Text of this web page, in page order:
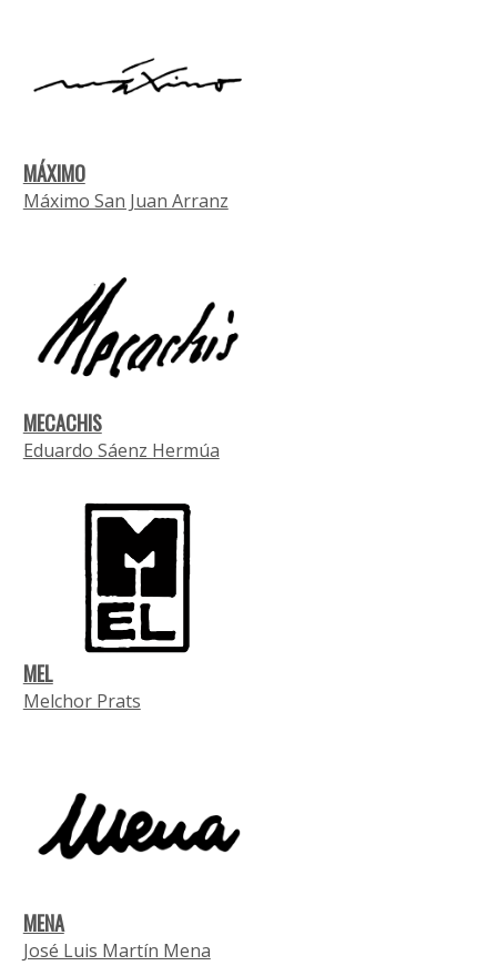
MÁXIMO
Máximo San Juan Arranz
MECACHIS
Eduardo Sáenz Hermúa
MEL
Melchor Prats
MENA
José Luis Martín Mena